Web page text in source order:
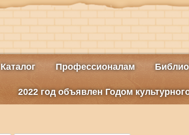
Каталог Профессионалам
2022 год объявлен Годом